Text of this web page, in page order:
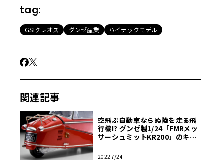
tag:
GSIクレオス グンゼ産業 ハイテックモデル
関連記事
空飛ぶ自動車ならぬ陸を走る飛
行機!? グンゼ製1/24「FMRメッ
サーシュミットKR200」のキッ
ルカーズ】
2022 7/24